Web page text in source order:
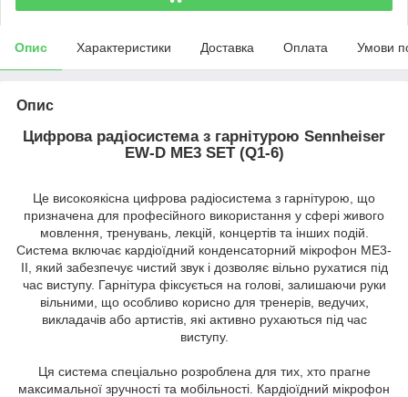
Опис Характеристики Доставка Оплата Умови
Опис
Цифрова радіосистема з гарнітурою Sennheiser
EW-D ME3 SET (Q1-6)
Це високоякісна цифрова радіосистема з гарнітурою, що
призначена для професійного використання у сфері живого
мовлення, тренувань, лекцій, концертів та інших подій.
Система включає кардіоїдний конденсаторний мікрофон ME3-
II, який забезпечує чистий звук і дозволяє вільно рухатися під
час виступу. Гарнітура фіксується на голові, залишаючи руки
вільними, що особливо корисно для тренерів, ведучих,
викладачів або артистів, які активно рухаються під час
виступу.
Ця система спеціально розроблена для тих, хто прагне
максимальної зручності та мобільності. Кардіоїдний мікрофон